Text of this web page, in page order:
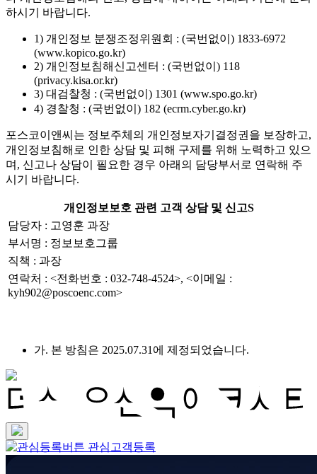
하시기 바랍니다.
1) 개인정보 분쟁조정위원회 : (국번없이) 1833-6972
(www.kopico.go.kr)
2) 개인정보침해신고센터 : (국번없이) 118
(privacy.kisa.or.kr)
3) 대검찰청 : (국번없이) 1301 (www.spo.go.kr)
4) 경찰청 : (국번없이) 182 (ecrm.cyber.go.kr)
포스코이앤씨는 정보주체의 개인정보자기결정권을 보장하고,
개인정보침해로 인한 상담 및 피해 구제를 위해 노력하고 있으
며, 신고나 상담이 필요한 경우 아래의 담당부서로 연락해 주
시기 바랍니다.
개인정보보호 관련 고객 상담 및 신고S
담당자 : 고영훈 과장
부서명 : 정보보호그룹
직책 : 과장
연락처 : <전화번호 : 032-748-4524>, <이메일 :
kyh902@poscoenc.com>
가. 본 방침은 2025.07.31에 제정되었습니다.
관심고객등록